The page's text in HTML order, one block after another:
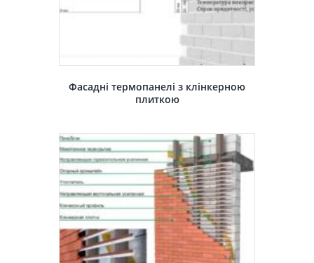
Фасадні термопанелі з клінкерною
плиткою